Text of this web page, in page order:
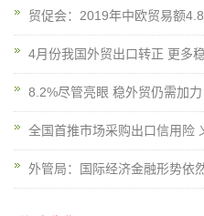
贸促会：2019年中欧贸易额
4月份我国外贸出口转正 更多
8.2%尽管亮眼 稳外贸仍需加力
全国首推市场采购出口信用险
外管局：国际经济金融形势依